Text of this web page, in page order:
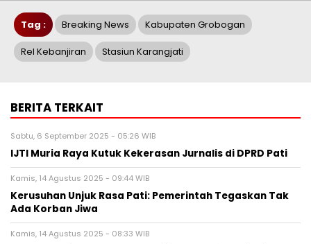
Tag : Breaking News Kabupaten Grobogan
Rel Kebanjiran Stasiun Karangjati
BERITA TERKAIT
Sabtu, 6 September 2025 - 05:26 WIB
IJTI Muria Raya Kutuk Kekerasan Jurnalis di DPRD Pati
Kamis, 14 Agustus 2025 - 09:44 WIB
Kerusuhan Unjuk Rasa Pati: Pemerintah Tegaskan Tak
Ada Korban Jiwa
Kamis, 14 Agustus 2025 - 08:33 WIB